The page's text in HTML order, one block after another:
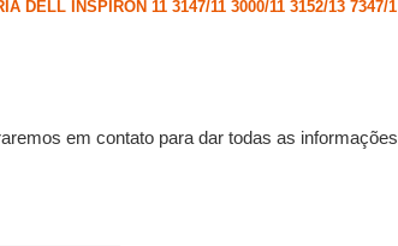
DELL INSPIRON 11 3147/11 3000/11 3152/13 7347/1
em contato para dar todas as informações